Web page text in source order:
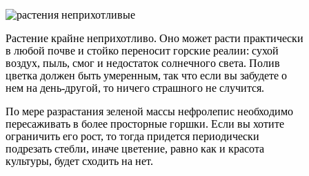
Растение крайне неприхотливо. Оно может расти практически
в любой почве и стойко переносит горские реалии: сухой
воздух, пыль, смог и недостаток солнечного света. Полив
цветка должен быть умеренным, так что если вы забудете о
нем на день-другой, то ничего страшного не случится.
По мере разрастания зеленой массы нефролепис необходимо
пересаживать в более просторные горшки. Если вы хотите
ограничить его рост, то тогда придется периодически
подрезать стебли, иначе цветение, равно как и красота
культуры, будет сходить на нет.